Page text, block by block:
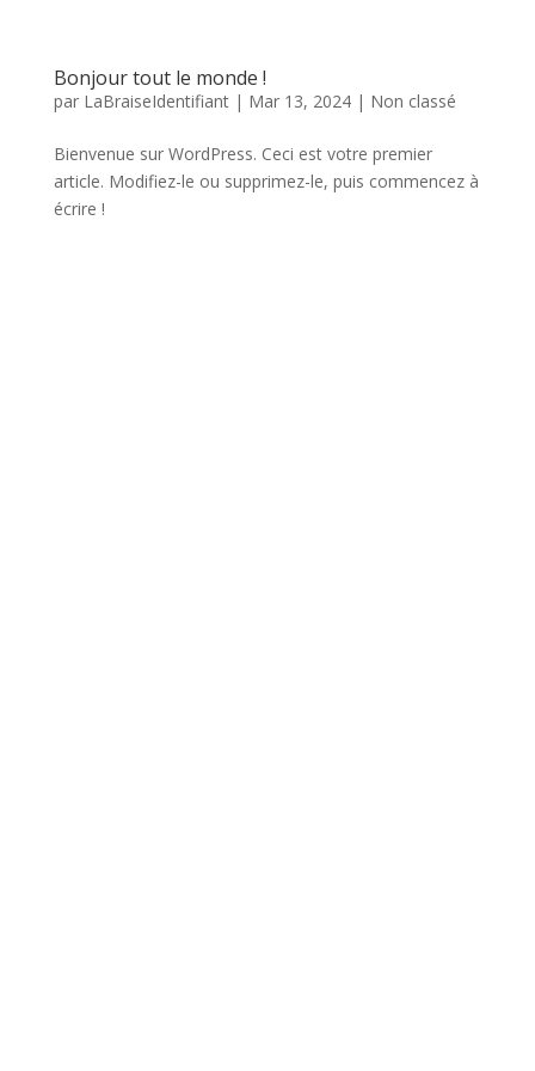
Bonjour tout le monde !
par LaBraiseIdentifiant| Mar 13, 2024| Non classé
Bienvenue sur WordPress. Ceci est votre premier
article. Modifiez-le ou supprimez-le, puis commencez à
écrire !